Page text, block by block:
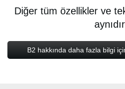
Diğer tüm özellikler ve
B2 hakkında daha fazla bilgi